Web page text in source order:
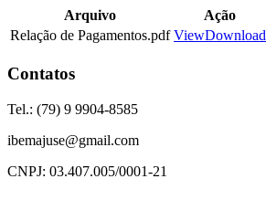
Arquivo
Ação
Relação de Pagamentos.pdf ViewDownload
Contatos
Tel.: (79) 9 9904-8585
ibemajuse@gmail.com
CNPJ: 03.407.005/0001-21